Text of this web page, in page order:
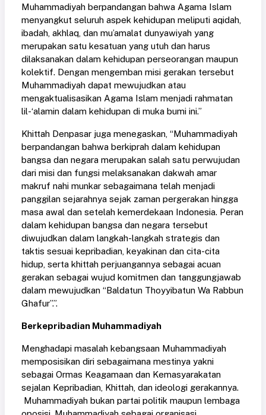
Muhammadiyah berpandangan bahwa Agama Islam
menyangkut seluruh aspek kehidupan meliputi aqidah,
ibadah, akhlaq, dan mu’amalat dunyawiyah yang
merupakan satu kesatuan yang utuh dan harus
dilaksanakan dalam kehidupan perseorangan maupun
kolektif. Dengan mengemban misi gerakan tersebut
Muhammadiyah dapat mewujudkan atau
mengaktualisasikan Agama Islam menjadi rahmatan
lil-‘alamin dalam kehidupan di muka bumi ini.”
Khittah Denpasar juga menegaskan, “Muhammadiyah
berpandangan bahwa berkiprah dalam kehidupan
bangsa dan negara merupakan salah satu perwujudan
dari misi dan fungsi melaksanakan dakwah amar
makruf nahi munkar sebagaimana telah menjadi
panggilan sejarahnya sejak zaman pergerakan hingga
masa awal dan setelah kemerdekaan Indonesia. Peran
dalam kehidupan bangsa dan negara tersebut
diwujudkan dalam langkah-langkah strategis dan
taktis sesuai kepribadian, keyakinan dan cita-cita
hidup, serta khittah perjuangannya sebagai acuan
gerakan sebagai wujud komitmen dan tanggungjawab
dalam mewujudkan “Baldatun Thoyyibatun Wa Rabbun
Ghafur”.”.
Berkepribadian Muhammadiyah
Menghadapi masalah kebangsaan Muhammadiyah
memposisikan diri sebagaimana mestinya yakni
sebagai Ormas Keagamaan dan Kemasyarakatan
sejalan Kepribadian, Khittah, dan ideologi gerakannya.
Muhammadiyah bukan partai politik maupun lembaga